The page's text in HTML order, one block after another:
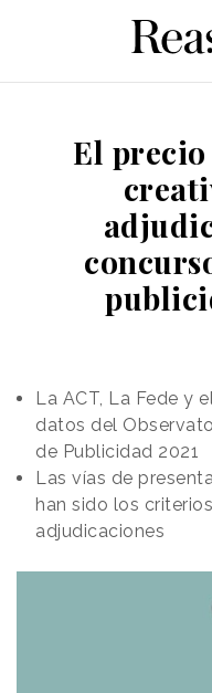
El precio
La ACT, La Fede y
datos del
de Publicidad 2021
Las vías de
han sido los
adjudicaciones